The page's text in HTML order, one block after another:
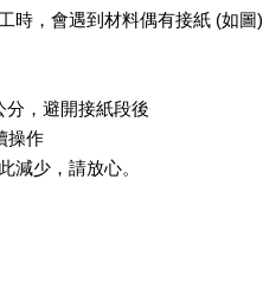
時，會遇到材料偶有接紙 (如圖)
分，避開接紙段後
操作
減少，請放心。